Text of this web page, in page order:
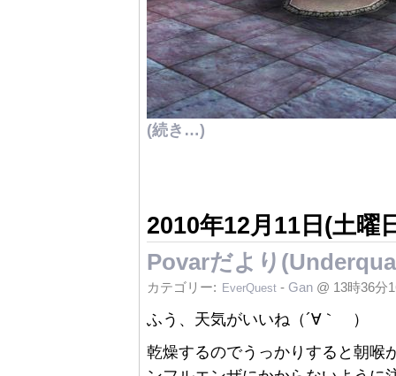
(続き…)
2010年12月11日(土曜
Povarだより
カテゴリー: EverQuest - Gan @ 13時36分
ふう、天気がいいね（´∀｀ ）
乾燥するのでうっかりすると朝喉